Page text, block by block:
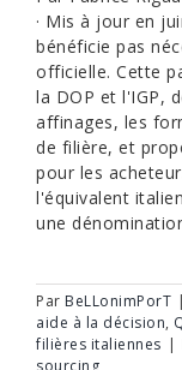
· Mis à jour en
bénéficie pas
officielle. Cette
la DOP et l'IGP,
affinages, les
de filière, et
pour les
l'équivalent
une
Par BeLLonimPorT |
aide à la décision,
filières italiennes |